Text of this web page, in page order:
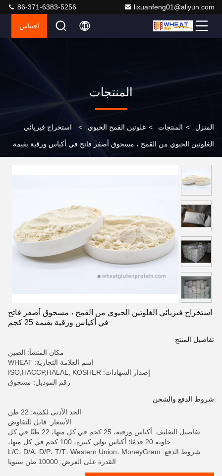
lixuanfeng01@aliyun.com
86-371-6383-5256
إقتباس
المنتجات
المنزل > المنتجات > غلوتين القمح الحيوي > استخراج فيزيائي
الغلوتين الحيوي من القمح ، مسحوق أصفر فاتح في أكياس ورقية بقيمة
استخراج فيزيائي الغلوتين الحيوي من القمح ، مسحوق أصفر فاتح
في أكياس ورقية بقيمة 25 كجم
تفاصيل المنتج
مكان المنشأ: الصين
اسم العلامة التجارية: WHEAT
إصدار الشهادات: ISO,HACCP,HALAL, KOSHER
رقم الموديل: مسحوق
شروط الدفع والشحن
الحد الأدنى لكمية: 22 طن
الأسعار: قابل للتفاوض
تفاصيل التغليف: أكياس ورقية، 25 كجم في كل منها، 22 طنًا في كل
حاوية 20 قدمًا؛ أكياس بولي كبيرة، 100 كجم في كل منها،
شروط الدفع: L/C، D/A، D/P، T/T، Western Union، MoneyGram
القدرة على العرض: 10000 طن سنويا